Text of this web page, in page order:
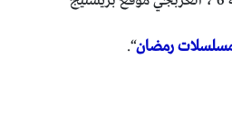
رمضان“.